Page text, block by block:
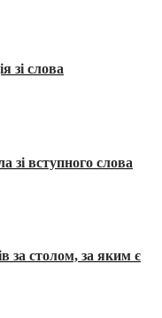
зі слова
зі вступного слова
за столом, за яким є